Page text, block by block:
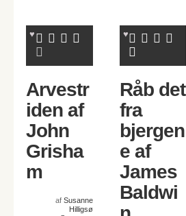
Arvestr
iden af
John
Grisha
m
af Susanne
Hilligsø
Råb det
fra
bjergen
e af
James
Baldwi